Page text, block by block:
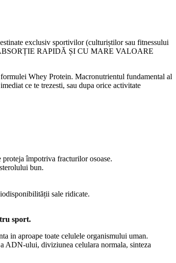
exclusiv sportivilor (culturiștilor sau fitnessului
RAPIDĂ ȘI CU MARE VALOARE
Whey Protein. Macronutrientul fundamental al
ce te trezesti, sau dupa orice activitate
proteja împotriva fracturilor osoase.
bun.
sale ridicate.
sport.
in aproape toate celulele organismului uman.
ADN-ului, diviziunea celulara normala, sinteza